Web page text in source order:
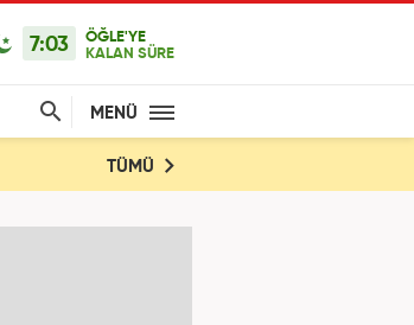
7:03
ÖĞLE'YE
KALAN SÜRE
MENÜ
TÜMÜ